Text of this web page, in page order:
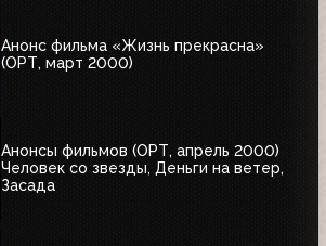
Анонс фильма «Жизнь прекрасна»
(ОРТ, март 2000)
Анонсы фильмов (ОРТ, апрель 2000)
Человек со звезды, Деньги на ветер,
Засада